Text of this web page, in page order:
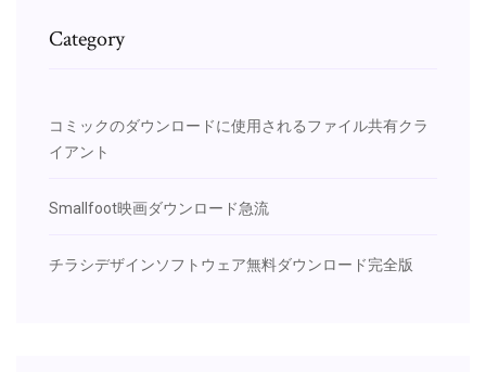
Category
コミックのダウンロードに使用されるファイル共有クラ
イアント
Smallfoot映画ダウンロード急流
チラシデザインソフトウェア無料ダウンロード完全版